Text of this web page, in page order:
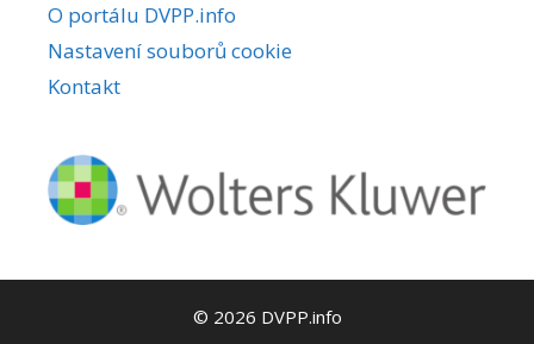
O portálu DVPP.info
Nastavení souborů cookie
Kontakt
© 2026 DVPP.info